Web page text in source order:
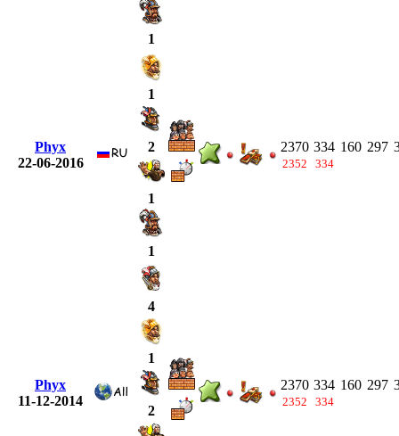
1
Phyx
22-06-2016
1
2
1
1
2370
2352
334
334
160 297
Phyx
11-12-2014
4
1
2
2370
2352
334
334
160 297